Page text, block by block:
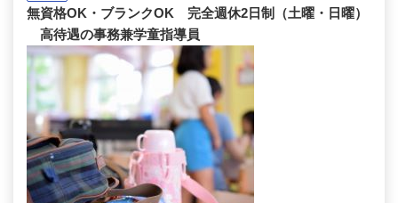
無資格OK・ブランクOK 完全週休2日制（土曜・日曜）
高待遇の事務兼学童指導員